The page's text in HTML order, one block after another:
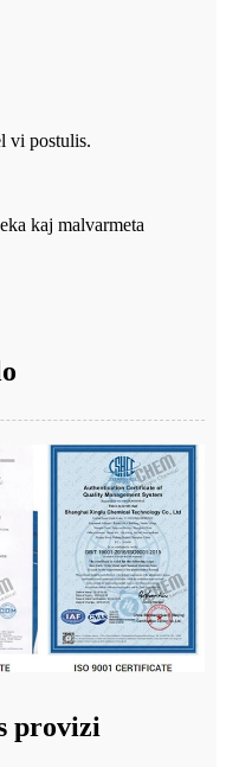
vi postulis.
kaj malvarmeta
provizi